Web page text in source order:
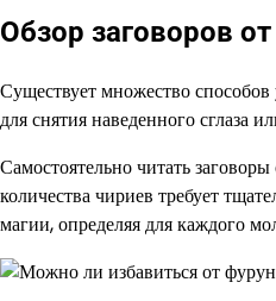
Обзор заговоров
Существует множество
для снятия наведенного сглаза
Самостоятельно читать
количества чириев требует
магии, определяя для каждого